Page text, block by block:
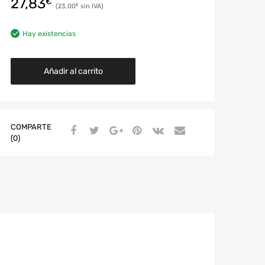
27,83 23,00€
Hay existencias
Añadir al carrito
COMPARTE
(0)